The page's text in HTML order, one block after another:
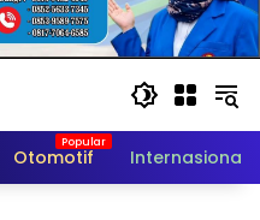
Otomotif Internasional